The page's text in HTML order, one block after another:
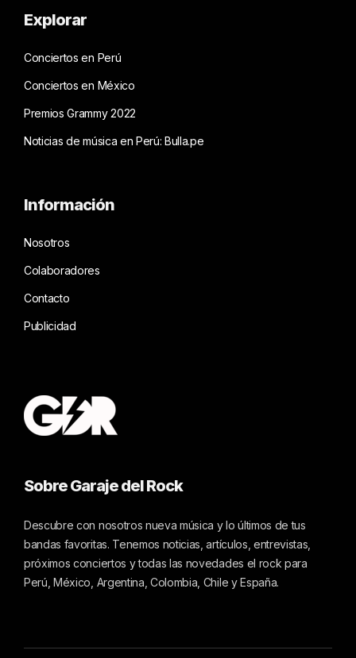
Explorar
Conciertos en Perú
Conciertos en México
Premios Grammy 2022
Noticias de música en Perú: Bulla.pe
Información
Nosotros
Colaboradores
Contacto
Publicidad
Sobre Garaje del Rock
Descubre con nosotros nueva música y lo últimos de tus
bandas favoritas. Tenemos noticias, artículos, entrevistas,
próximos conciertos y todas las novedades el rock para
Perú, México, Argentina, Colombia, Chile y España.